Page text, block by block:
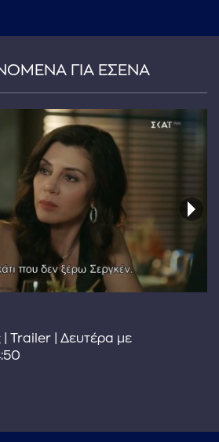
ΓΙΑ ΕΣΕΝΑ
| Trailer | Δευτέρα με